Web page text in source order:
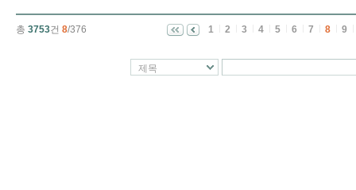
총 3753건 8/376 1 2 3 4 5 6 7 8 9
제목